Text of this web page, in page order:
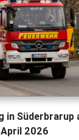
in Süderbrarup
April 2026